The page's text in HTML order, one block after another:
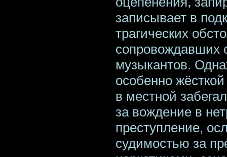
записывает в
трагических
сопровождавших
музыкантов.
особенно
в местной
за вождение в
преступление,
судимостью за